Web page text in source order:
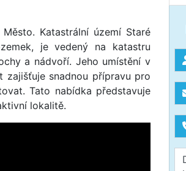
Katastrální území Staré
je vedený na katastru
a nádvoří. Jeho umístění v
zajišťuje snadnou přípravu pro
Tato nabídka představuje
lokalitě.